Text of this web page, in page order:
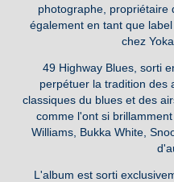
photographe, propriétaire
également en tant que
chez
49 Highway Blues, sorti
perpétuer la tradition des
classiques du blues et des
comme l'ont si
Williams, Bukka White,
L'album est sorti